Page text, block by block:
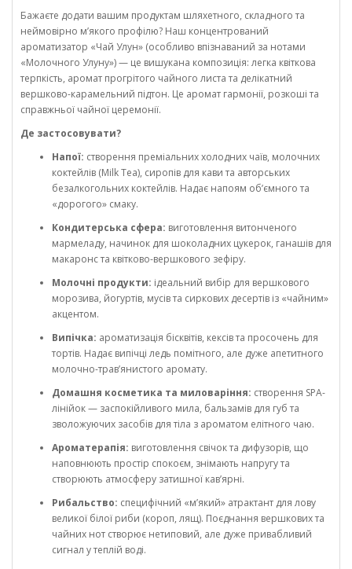
Бажаєте додати вашим продуктам шляхетного, складного та
неймовірно м’якого профілю? Наш концентрований
ароматизатор «Чай Улун» (особливо впізнаваний за нотами
«Молочного Улуну») — це вишукана композиція: легка квіткова
терпкість, аромат прогрітого чайного листа та делікатний
вершково-карамельний підтон. Це аромат гармонії, розкоші та
справжньої чайної церемонії.
Де застосовувати?
Напої: створення преміальних холодних чаїв, молочних
коктейлів (Milk Tea), сиропів для кави та авторських
безалкогольних коктейлів. Надає напоям об’ємного та
«дорогого» смаку.
Кондитерська сфера: виготовлення витонченого
мармеладу, начинок для шоколадних цукерок, ганашів для
макаронс та квітково-вершкового зефіру.
Молочні продукти: ідеальний вибір для вершкового
морозива, йогуртів, мусів та сиркових десертів із «чайним»
акцентом.
Випічка: ароматизація бісквітів, кексів та просочень для
тортів. Надає випічці ледь помітного, але дуже апетитного
молочно-трав’янистого аромату.
Домашня косметика та миловаріння: створення SPA-
лінійок — заспокійливого мила, бальзамів для губ та
зволожуючих засобів для тіла з ароматом елітного чаю.
Ароматерапія: виготовлення свічок та дифузорів, що
наповнюють простір спокоєм, знімають напругу та
створюють атмосферу затишної кав’ярні.
Рибальство: специфічний «м’який» атрактант для лову
великої білої риби (короп, лящ). Поєднання вершкових та
чайних нот створює нетиповий, але дуже привабливий
сигнал у теплій воді.